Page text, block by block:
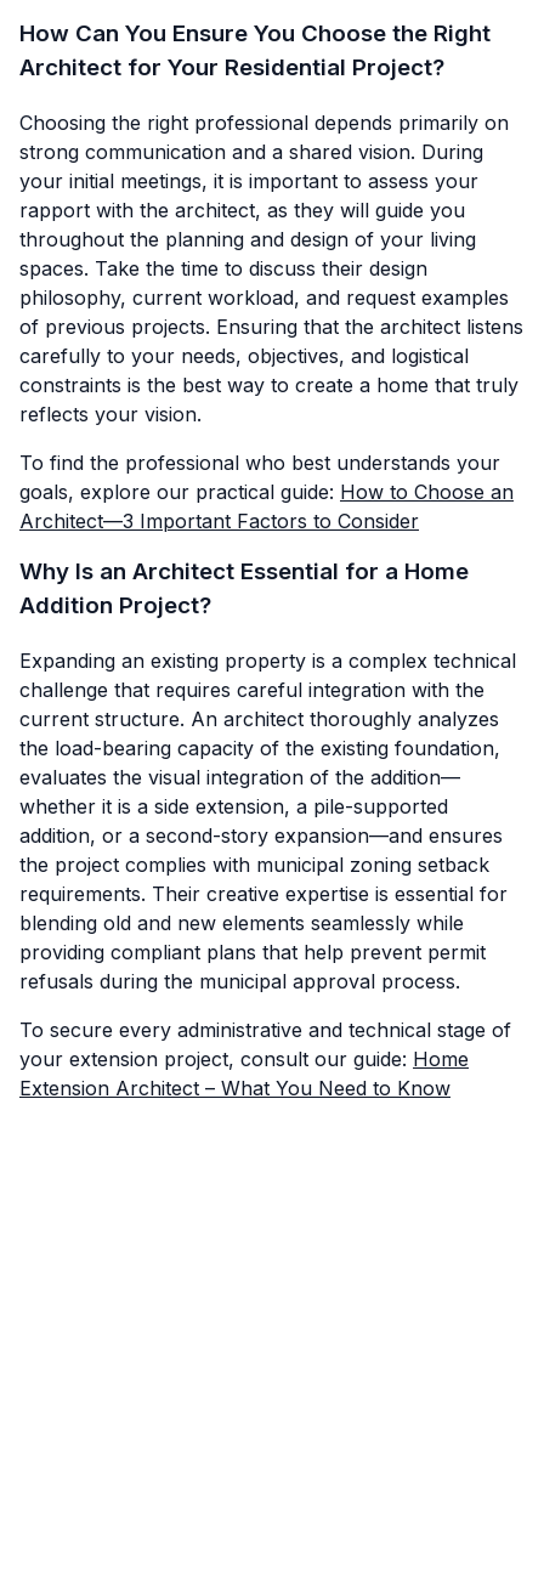
How Can You Ensure You Choose the Right
Architect for Your Residential Project?
Choosing the right professional depends primarily on
strong communication and a shared vision. During
your initial meetings, it is important to assess your
rapport with the architect, as they will guide you
throughout the planning and design of your living
spaces. Take the time to discuss their design
philosophy, current workload, and request examples
of previous projects. Ensuring that the architect listens
carefully to your needs, objectives, and logistical
constraints is the best way to create a home that truly
reflects your vision.
To find the professional who best understands your
goals, explore our practical guide: How to Choose an
Architect—3 Important Factors to Consider
Why Is an Architect Essential for a Home
Addition Project?
Expanding an existing property is a complex technical
challenge that requires careful integration with the
current structure. An architect thoroughly analyzes
the load-bearing capacity of the existing foundation,
evaluates the visual integration of the addition—
whether it is a side extension, a pile-supported
addition, or a second-story expansion—and ensures
the project complies with municipal zoning setback
requirements. Their creative expertise is essential for
blending old and new elements seamlessly while
providing compliant plans that help prevent permit
refusals during the municipal approval process.
To secure every administrative and technical stage of
your extension project, consult our guide: Home
Extension Architect – What You Need to Know